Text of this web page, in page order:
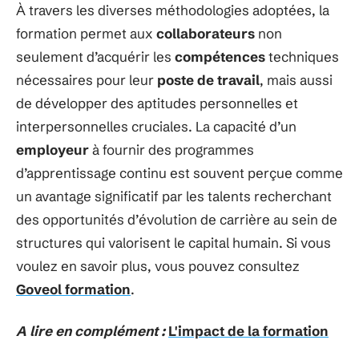
À travers les diverses méthodologies adoptées, la
formation permet aux collaborateurs non
seulement d’acquérir les compétencestechniques
nécessaires pour leur poste de travail, mais aussi
de développer des aptitudes personnelles et
interpersonnelles cruciales. La capacité d’un
employeurà fournir des programmes
d’apprentissage continu est souvent perçue comme
un avantage significatif par les talents recherchant
des opportunités d’évolution de carrière au sein de
structures qui valorisent le capital humain. Si vous
voulez en savoir plus, vous pouvez consultez
Goveol formation.
A lire en complément : L'impact de la formation